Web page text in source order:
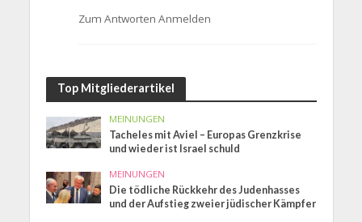
Zum Antworten Anmelden
Top Mitgliederartikel
MEINUNGEN
Tacheles mit Aviel – Europas Grenzkrise
und wieder ist Israel schuld
MEINUNGEN
Die tödliche Rückkehr des Judenhasses
und der Aufstieg zweier jüdischer Kämpfer